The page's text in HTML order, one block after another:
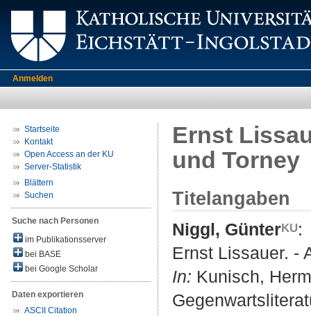
Anmelden
Startseite
Kontakt
Open Access an der KU
Server-Statistik
Blättern
Suchen
Suche nach Personen
im Publikationsserver
bei BASE
bei Google Scholar
Daten exportieren
ASCII Citation
Ernst
und Torney
Titelangaben
Niggl, Günter
:
Ernst Lissauer. -
In: Kunisch,